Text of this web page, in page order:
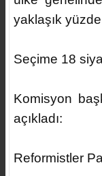
yaklaşık
Seçime 18
Komisyon
açıkladı:
Reformistler